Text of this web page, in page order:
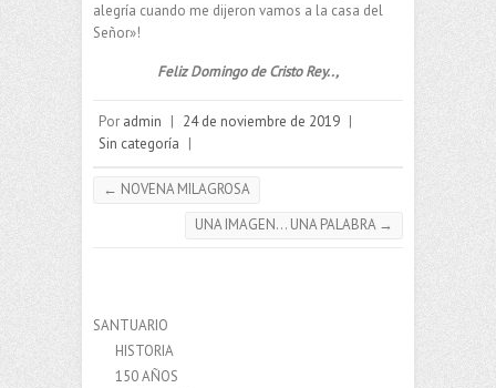
alegría cuando me dijeron vamos a la casa del
Señor»!
Feliz Domingo de Cristo Rey..,
Por admin | 24 de noviembre de 2019 |
Sin categoría |
← NOVENA MILAGROSA
UNA IMAGEN… UNA PALABRA →
SANTUARIO
HISTORIA
150 AÑOS